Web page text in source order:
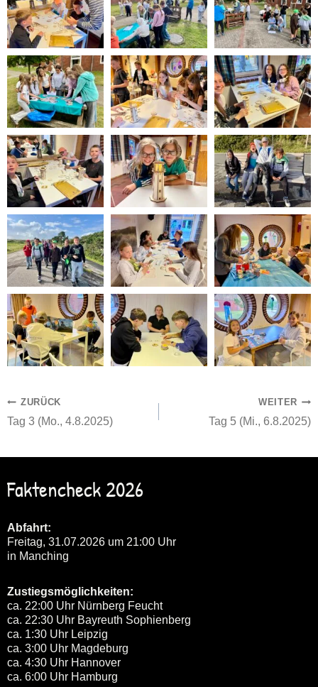
Beitragsnavigation
ZURÜCK
Tag 3 (Mo., 4.8.2025)
WEITER
Tag 5 (Mi., 6.8.2025)
Faktencheck 2026
Abfahrt:
Freitag, 31.07.2026 um 21:00 Uhr
in Manching
Zustiegsmöglichkeiten:
ca. 22:00 Uhr Nürnberg Feucht
ca. 22:30 Uhr Bayreuth Sophienberg
ca. 1:30 Uhr Leipzig
ca. 3:00 Uhr Magdeburg
ca. 4:30 Uhr Hannover
ca. 6:00 Uhr Hamburg